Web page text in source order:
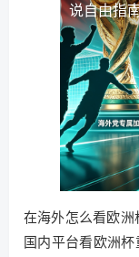
说自由指
在海外怎么看欧
国内平台看欧洲